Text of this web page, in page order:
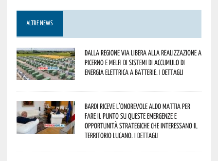
ALTRE NEWS
Dalla Regione via libera alla realizzazione a
Picerno e Melfi di sistemi di accumulo di
energia elettrica a batterie. I dettagli
Bardi riceve l’onorevole Aldo Mattia per
fare il punto su queste emergenze e
opportunità strategiche che interessano il
territorio lucano. I dettagli